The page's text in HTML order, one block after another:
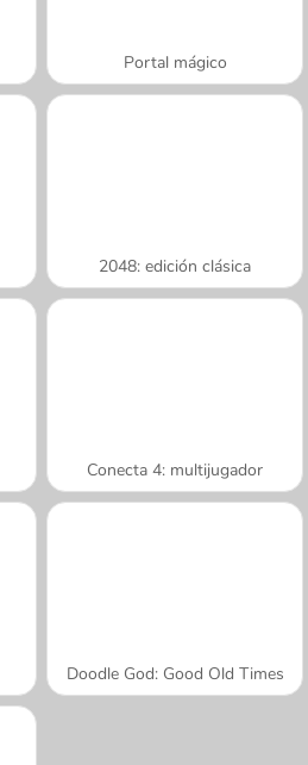
Portal mágico
2048: edición clásica
Conecta 4: multijugador
Doodle God: Good Old Times